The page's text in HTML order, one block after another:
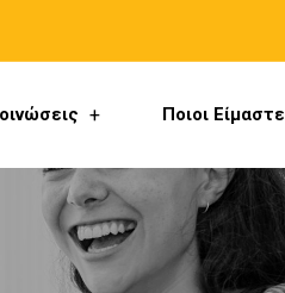
Ποιοι Είμαστε